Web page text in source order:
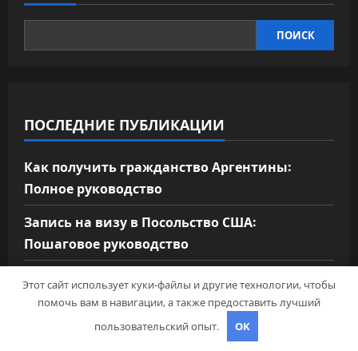
ПОИСК
ПОСЛЕДНИЕ ПУБЛИКАЦИИ
Как получить гражданство Аргентины:
Полное руководство
Запись на визу в Посольство США:
Пошаговое руководство
Экскурсии в Сочи: Путешествие в сердце
Черноморского курорта
Визы в Индию: Все, что вам нужно знать
Этот сайт использует куки-файлы и другие технологии, чтобы
помочь вам в навигации, а также предоставить лучший
пользовательский опыт.
OK